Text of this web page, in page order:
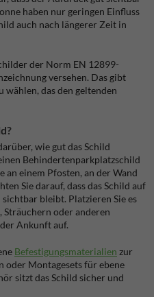
haben nur geringen Einfluss
auch nach längerer Zeit in
der Norm EN 12899-
versehen. Das gibt
wählen, das den geltenden
wie gut das Schild
Behindertenparkplatzschild
an einem Pfosten, an der Wand
Sie darauf, dass das Schild auf
bleibt. Platzieren Sie es
Sträuchern oder anderen
Ankunft auf.
Befestigungsmaterialien zur
oder Montagesets für ebene
sitzt das Schild sicher und